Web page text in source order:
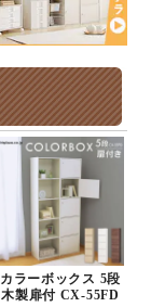
カラーボックス 5段
木製扉付 CX-55FD